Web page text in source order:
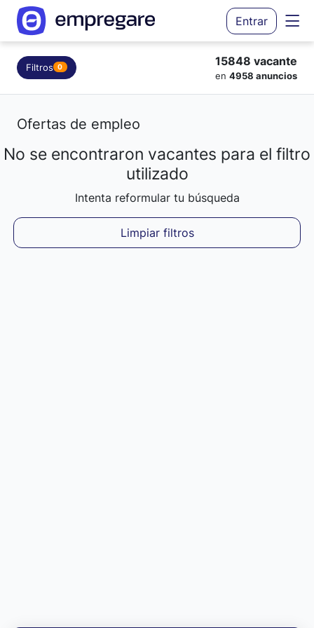
Entrar
Filtros 0 15848 vacante
en 4958 anuncios
Ofertas de empleo
Cargando resultados...
No se encontraron vacantes para el filtro
utilizado
Intenta reformular tu búsqueda
Limpiar filtros